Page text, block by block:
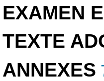
EXAMEN
TEXTE
ANNEXES